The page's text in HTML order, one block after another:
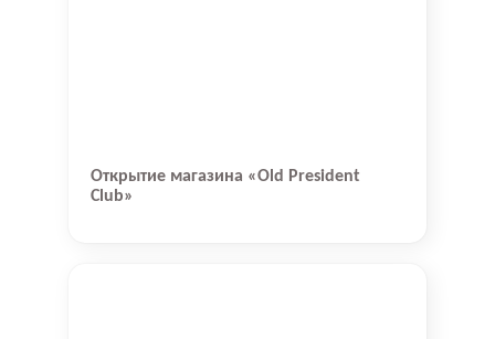
Открытие магазина «Old President
Club»